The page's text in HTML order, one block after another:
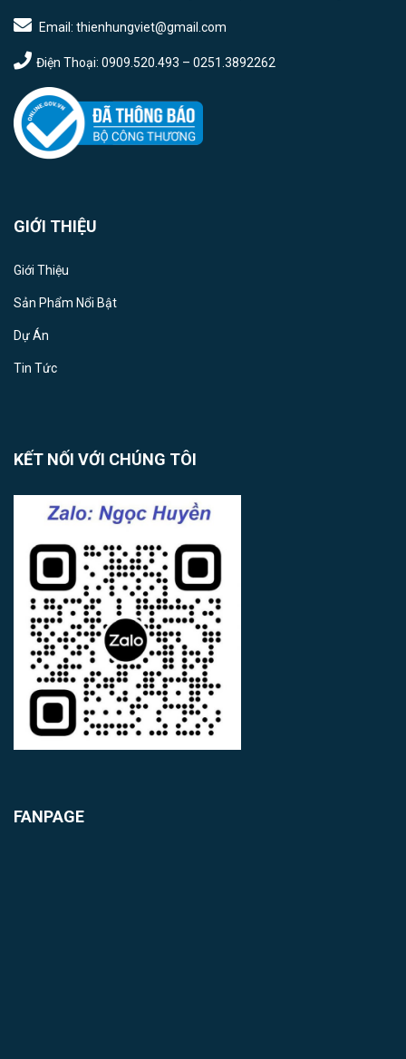
Email: thienhungviet@gmail.com
Điện Thoại: 0909.520.493 – 0251.3892262
GIỚI THIỆU
Giới Thiệu
Sản Phẩm Nổi Bật
Dự Án
Tin Tức
KẾT NỐI VỚI CHÚNG TÔI
FANPAGE